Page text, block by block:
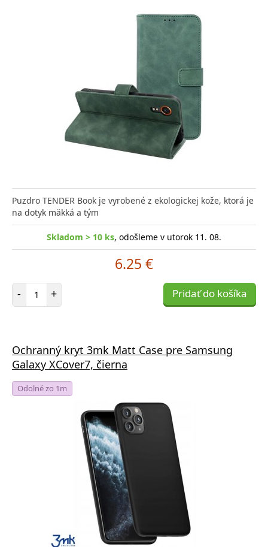
Puzdro TENDER Book je vyrobené z ekologickej kože, ktorá je
na dotyk mäkká a tým
Skladom > 10 ks, odošleme v utorok 11. 08.
6.25 €
- Počet položiek
+ Pridať do košíka
Ochranný kryt 3mk Matt Case pre Samsung
Galaxy XCover7, čierna
Odolné zo 1m